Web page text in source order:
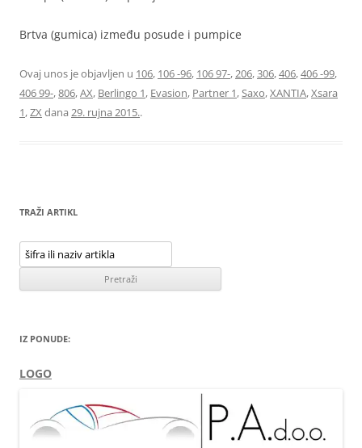
Brtva (gumica) između posude i pumpice
Ovaj unos je objavljen u 106, 106 -96, 106 97-,206,306,406,406 -99,
406 99-,806,AX, Berlingo 1, Evasion, Partner 1,Saxo,XANTIA,Xsara
1,ZX dana 29. rujna 2015..
TRAŽI ARTIKL
IZ PONUDE:
LOGO